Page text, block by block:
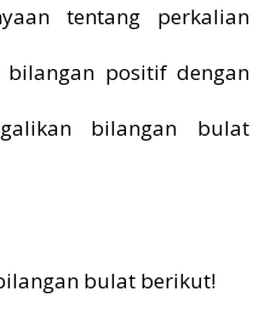
tentang perkalian
positif dengan
bilangan bulat
bulat berikut!